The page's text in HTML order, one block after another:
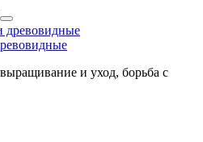
и уход, борьба с